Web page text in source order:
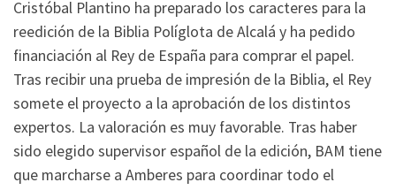
Cristóbal Plantino ha preparado los caracteres para la
reedición de la Biblia Políglota de Alcalá y ha pedido
financiación al Rey de España para comprar el papel.
Tras recibir una prueba de impresión de la Biblia, el Rey
somete el proyecto a la aprobación de los distintos
expertos. La valoración es muy favorable. Tras haber
sido elegido supervisor español de la edición, BAM tiene
que marcharse a Amberes para coordinar todo el